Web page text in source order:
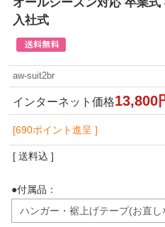
オールシーズン対応 卒業
入社式
aw-suit2br
インターネット価格13,800
[690ポイント進呈 ]
[ 送料込 ]
●付属品：